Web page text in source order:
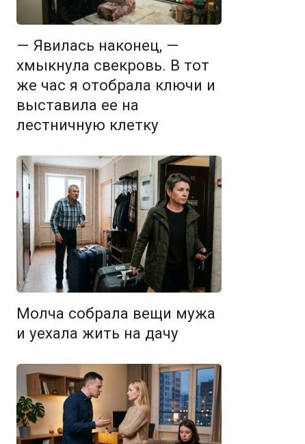
— Явилась наконец, —
хмыкнула свекровь. В тот
же час я отобрала ключи и
выставила ее на
лестничную клетку
Молча собрала вещи мужа
и уехала жить на дачу